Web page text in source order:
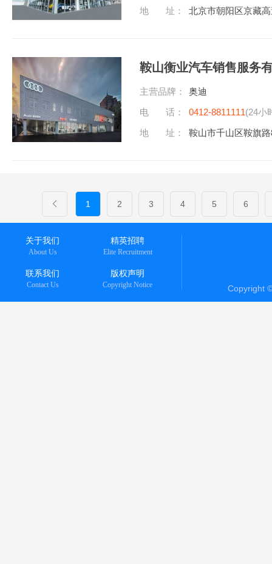
地 址： 北京市朝阳区京藏
鞍山衡业汽车销售服务
主营品牌：
奥迪
电 话：
0412-8811111(24小
地 址：
鞍山市千山区鞍旗
1 2 3 4 5 6
关于我们
About Us
精英招聘
Elite Recruitment
联系我们
Contact Us
版权声明
Copyright Notice Copyright